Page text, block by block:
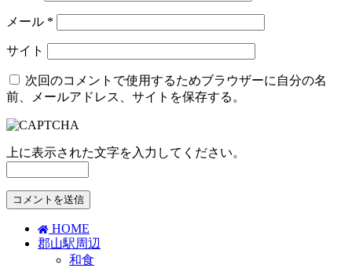
メール *
サイト
次回のコメントで使用するためブラウザーに自分の名
前、メールアドレス、サイトを保存する。
上に表示された文字を入力してください。
HOME
郡山駅周辺
和食